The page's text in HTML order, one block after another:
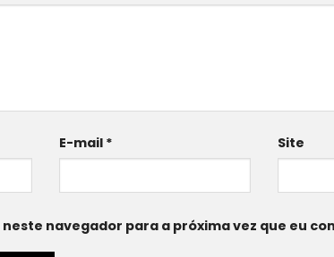
E-mail * Site
neste navegador para a próxima vez que eu